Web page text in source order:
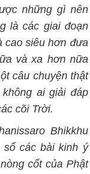
những gì nên
là các giai đoạn
cao siêu hơn đưa
và xa hơn nữa
câu chuyện thật
ai giải đáp
cõi Trời.
Bhikkhu
số các bài kinh ý
cốt của Phật